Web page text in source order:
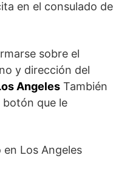
en el consulado de
sobre el
y dirección del
Angeles También
botón que le